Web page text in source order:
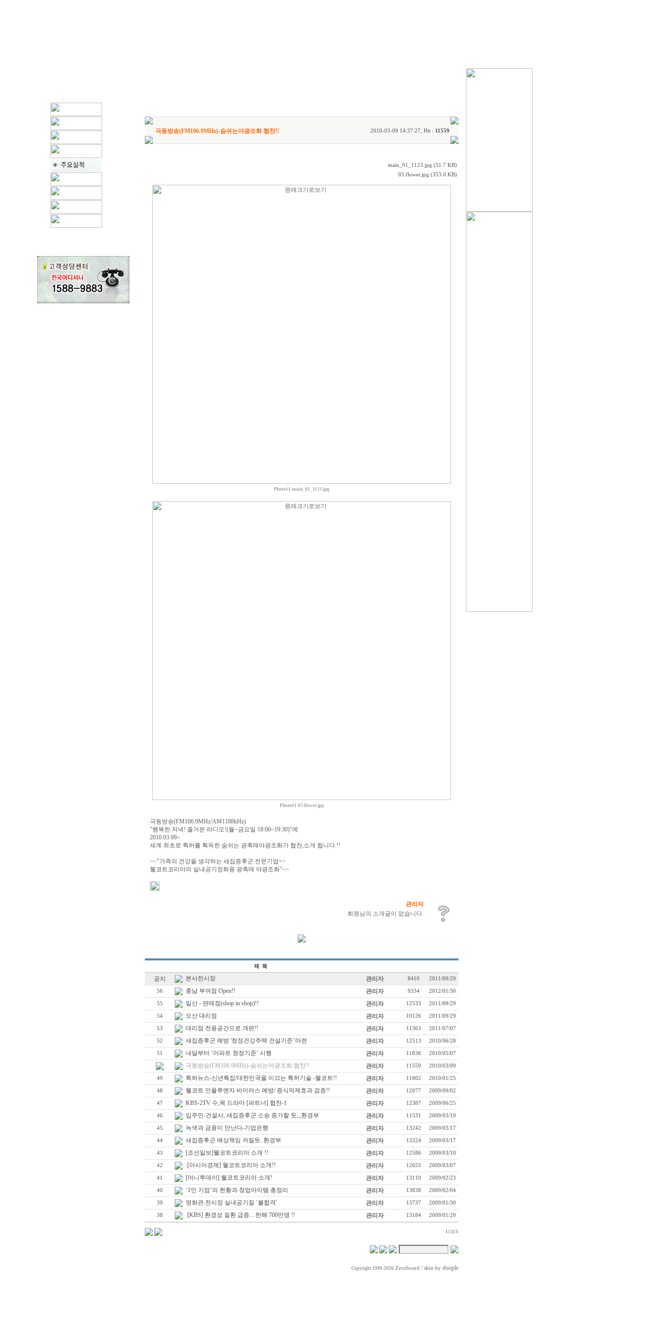
극동방송(FM106.9MHz)-숨쉬는야광조화 협찬!! 2010-03-09 14:37:27, Hit : 11559
main_01_1123.jpg (51.7 KB)
03.flower.jpg (353.0 KB)
Photo#1:main_01_1123.jpg
Photo#1:03.flower.jpg
극동방송(FM106.9MHz/AM1188kHz)
"행복한 저녁! 즐거운 라디오!(월~금요일 18:00~19:30)"에
2010.03.09~
세계 최초로 특허를 획득한 숨쉬는 광촉매야광조화가 협찬,소개 됩니다.!!
~~"가족의 건강을 생각하는 새집증후군 전문기업=>
웰코트코리아의 실내공기정화용 광촉매 야광조화"~~
관리자
회원님의 소개글이 없습니다.
공지 본사전시장 관리자 8410 2011/09/29
56 충남 부여점 Open!! 관리자 9334 2012/01/30
55 일산 - 판매점(shop in shop)!! 관리자 12533 2011/09/29
54 오산 대리점 관리자 10126 2011/09/29
53 대리점 전용공간으로 개편!! 관리자 11363 2011/07/07
52 새집증후군 예방 '청정건강주택 건설기준' 마련 관리자 12513 2010/06/28
51 내달부터 ‘아파트 청정기준’ 시행 관리자 11836 2010/05/07
극동방송(FM106.9MHz)-숨쉬는야광조화 협찬!! 관리자 11559 2010/03/09
49 특허뉴스-신년특집/대한민국을 이끄는 특허기술 -웰코트!! 관리자 11802 2010/01/25
48 웰코트 인플루엔자 바이러스 예방/ 증식억제효과 검증!! 관리자 12077 2009/09/02
47 KBS-2TV 수,목 드라마 [파트너] 협찬-1 관리자 12387 2009/06/25
46 입주민-건설사, 새집증후군 소송 증가할 듯,,,환경부 관리자 11531 2009/03/19
45 녹색과 금융이 만난다-기업은행 관리자 13242 2009/03/17
44 새집증후군 배상책임 커질듯..환경부 관리자 13324 2009/03/17
43 [조선일보]웰코트코리아 소개 !! 관리자 12586 2009/03/10
42 [아시아경제] 웰코트코리아 소개!! 관리자 12655 2009/03/07
41 [머니투데이] 웰코트코리아 소개! 관리자 13110 2009/02/23
40 ‘1인 기업’의 현황과 창업아이템 총정리 관리자 13838 2009/02/04
39 영화관.전시장 실내공기질 `불합격' 관리자 13737 2009/01/30
38 [KBS] 환경성 질환 급증…한해 700만명 !! 관리자 13184 2009/01/20
1 [2] [3]
Copyright 1999-2026 Zeroboard / skin by doople